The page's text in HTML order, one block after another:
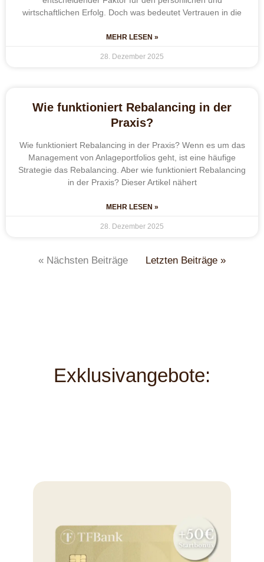
wirtschaftlichen Erfolg. Doch was bedeutet Vertrauen in die
MEHR LESEN »
28. Dezember 2025
Wie funktioniert Rebalancing in der
Praxis?
Wie funktioniert Rebalancing in der Praxis? Wenn es um das
Management von Anlageportfolios geht, ist eine häufige
Strategie das Rebalancing. Aber wie funktioniert Rebalancing
in der Praxis? Dieser Artikel nähert
MEHR LESEN »
28. Dezember 2025
« Nächsten Beiträge Letzten Beiträge »
Exklusivangebote: